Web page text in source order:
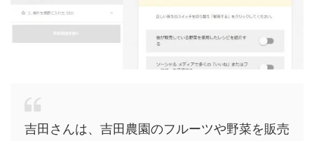
吉田さんは、吉田農園のフルーツや野菜を販売